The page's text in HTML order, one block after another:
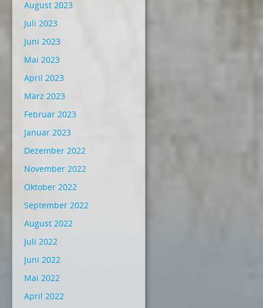
August 2023
Juli 2023
Juni 2023
Mai 2023
April 2023
März 2023
Februar 2023
Januar 2023
Dezember 2022
November 2022
Oktober 2022
September 2022
August 2022
Juli 2022
Juni 2022
Mai 2022
April 2022